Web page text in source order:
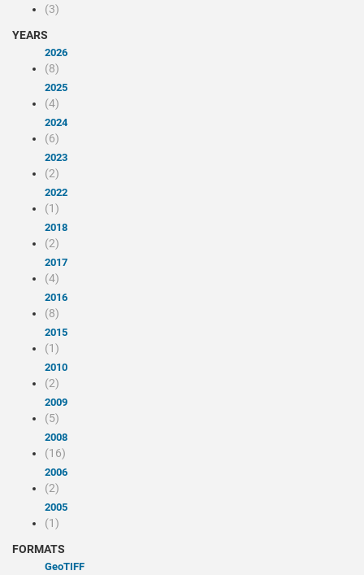
(3)
YEARS
2026
(8)
2025
(4)
2024
(6)
2023
(2)
2022
(1)
2018
(2)
2017
(4)
2016
(8)
2015
(1)
2010
(2)
2009
(5)
2008
(16)
2006
(2)
2005
(1)
FORMATS
GeoTIFF